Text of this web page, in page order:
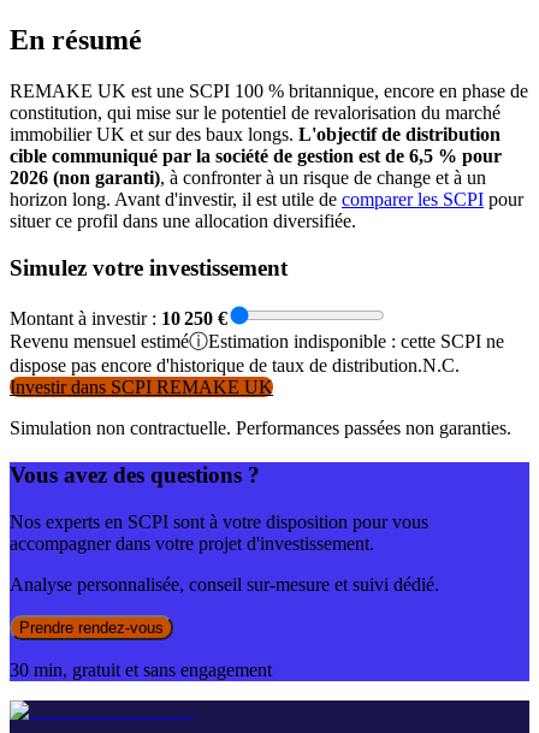
En résumé
REMAKE UK est une SCPI 100 % britannique, encore en phase de
constitution, qui mise sur le potentiel de revalorisation du marché
immobilier UK et sur des baux longs. L'objectif de distribution
cible communiqué par la société de gestion est de 6,5 % pour
2026 (non garanti), à confronter à un risque de change et à un
horizon long. Avant d'investir, il est utile de comparer les SCPI pour
situer ce profil dans une allocation diversifiée.
Simulez votre investissement
Montant à investir : 10 250 €
Revenu mensuel estiméⓘEstimation indisponible : cette SCPI ne
dispose pas encore d'historique de taux de distribution.N.C.
Investir dans SCPI REMAKE UK
Simulation non contractuelle. Performances passées non garanties.
Vous avez des questions ?
Nos experts en SCPI sont à votre disposition pour vous
accompagner dans votre projet d'investissement.
Analyse personnalisée, conseil sur-mesure et suivi dédié.
Prendre rendez-vous
30 min, gratuit et sans engagement